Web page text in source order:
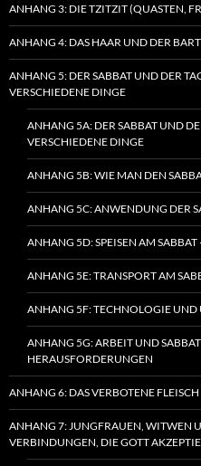
ANHANG 3: DIE TZITZIT (QUASTEN,
ANHANG 4: DAS HAAR UND DER
ANHANG 5: DER SABBAT UND DER
VERSCHIEDENE DINGE
ANHANG 5A: DER SABBAT UND
VERSCHIEDENE DINGE
ANHANG 5B: WIE MAN DEN
ANHANG 5C: ANWENDUNG DER
ANHANG 5D: SPEISEN AM
ANHANG 5E: TRANSPORT AM
ANHANG 5F: TECHNOLOGIE UND
ANHANG 5G: ARBEIT UND
HERAUSFORDERUNGEN
ANHANG 6: DAS VERBOTENE
ANHANG 7: JUNGFRAUEN, WITWEN
VERBINDUNGEN, DIE GOTT